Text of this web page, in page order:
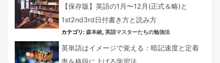
【保存版】英語の1月〜12月(正式＆略)と
1st2nd3rd日付書き方と読み方
カテゴリ: 森本綾, 英語マスターたちの勉強法
英単語はイメージで覚える：暗記速度と定着